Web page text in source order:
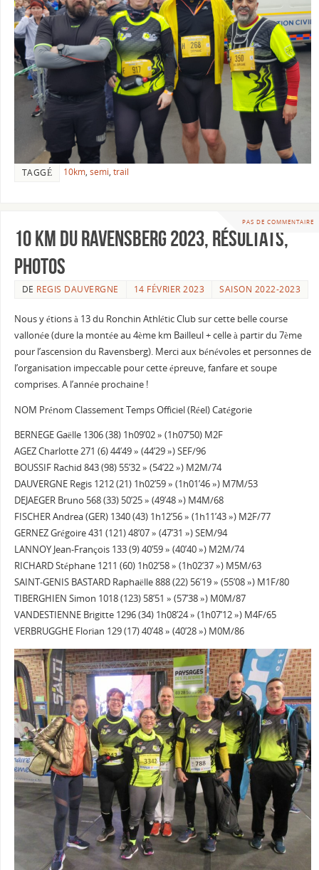
TAGGÉ 10km,semi,trail
PAS DE COMMENTAIRE
10 km du Ravensberg 2023, Résultats,
Photos
DE REGIS DAUVERGNE 14 FÉVRIER 2023 SAISON 2022-2023
Nous y étions à 13 du Ronchin Athlétic Club sur cette belle course
vallonée (dure la montée au 4ème km Bailleul + celle à partir du 7ème
pour l’ascension du Ravensberg). Merci aux bénévoles et personnes de
l’organisation impeccable pour cette épreuve, fanfare et soupe
comprises. A l’année prochaine !
NOM Prénom Classement Temps Officiel (Réel) Catégorie
BERNEGE Gaëlle 1306 (38) 1h09’02 » (1h07’50) M2F
AGEZ Charlotte 271 (6) 44’49 » (44’29 ») SEF/96
BOUSSIF Rachid 843 (98) 55’32 » (54’22 ») M2M/74
DAUVERGNE Regis 1212 (21) 1h02’59 » (1h01’46 ») M7M/53
DEJAEGER Bruno 568 (33) 50’25 » (49’48 ») M4M/68
FISCHER Andrea (GER) 1340 (43) 1h12’56 » (1h11’43 ») M2F/77
GERNEZ Grégoire 431 (121) 48’07 » (47’31 ») SEM/94
LANNOY Jean-François 133 (9) 40’59 » (40’40 ») M2M/74
RICHARD Stéphane 1211 (60) 1h02’58 » (1h02’37 ») M5M/63
SAINT-GENIS BASTARD Raphaëlle 888 (22) 56’19 » (55’08 ») M1F/80
TIBERGHIEN Simon 1018 (123) 58’51 » (57’38 ») M0M/87
VANDESTIENNE Brigitte 1296 (34) 1h08’24 » (1h07’12 ») M4F/65
VERBRUGGHE Florian 129 (17) 40’48 » (40’28 ») M0M/86